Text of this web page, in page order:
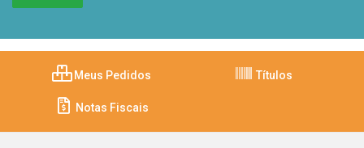
Meus Pedidos Títulos
Notas Fiscais